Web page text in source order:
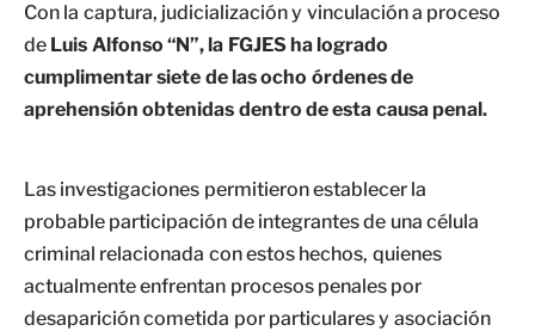
Con la captura, judicialización y vinculación a proceso
de Luis Alfonso “N”, la FGJES ha logrado
cumplimentar siete de las ocho órdenes de
aprehensión obtenidas dentro de esta causa penal.
Las investigaciones permitieron establecer la
probable participación de integrantes de una célula
criminal relacionada con estos hechos, quienes
actualmente enfrentan procesos penales por
desaparición cometida por particulares y asociación